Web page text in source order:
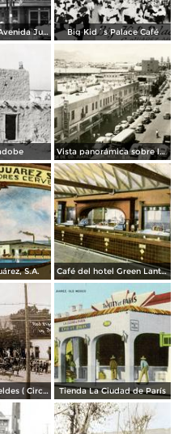
Edificios en la Avenida Juárez Big Kid´s Palace Café
Vista panorámica sobre la Avenida 16 de Septiembre
S.A. Café del hotel Green Lantern Inn
Escena de Rebeldes ( Circulada el 8 de Diciembre de 1913 ). Tienda La Ciudad de París